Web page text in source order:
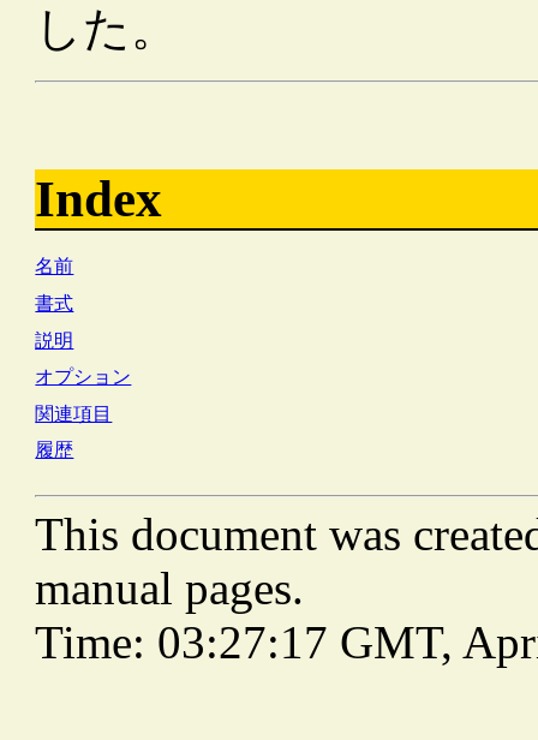
した。
Index
名前
書式
説明
オプション
関連項目
履歴
This document was
manual pages.
Time: 03:27:17 GMT,